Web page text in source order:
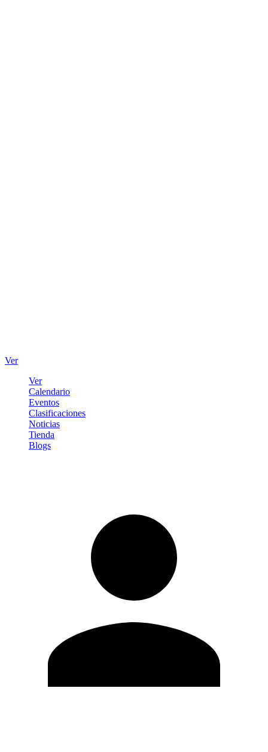
Ver
Ver
Calendario
Eventos
Clasificaciones
Noticias
Tienda
Blogs